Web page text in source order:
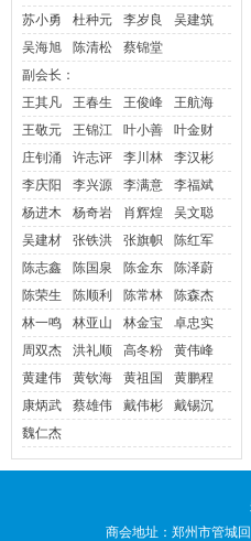
苏小勇
杜种元 李岁良
吴建筑
吴海旭
陈清松
蔡锦堂
副会长：
王其凡
王春生 王俊峰
王航海
王敬元
王锦江 叶小善
叶金财
庄钊涌
许志评 李川林
李汉彬
李庆阳
李兴源 李满意 李福斌
杨进木
杨奇岩 肖辉煌
吴文聪
吴建材
张铁洪 张旗帜
陈红军
陈志鑫
陈国泉 陈金东
陈泽蔚
陈荣生
陈顺利 陈常林
陈森杰
林一鸣
林亚山 林金宝
卓忠实
周双杰
洪礼顺 高冬粉
黄伟峰
黄建伟
黄钦海 黄祖国
黄鹏程
康炳武
蔡雄伟 戴伟彬
戴锡沉
魏仁杰
商会地址：郑州市管城